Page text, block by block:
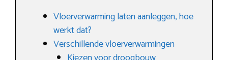
Vloerverwarming laten aanleggen, hoe
werkt dat?
Verschillende vloerverwarmingen